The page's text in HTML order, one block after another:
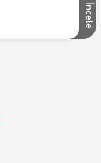
İncele